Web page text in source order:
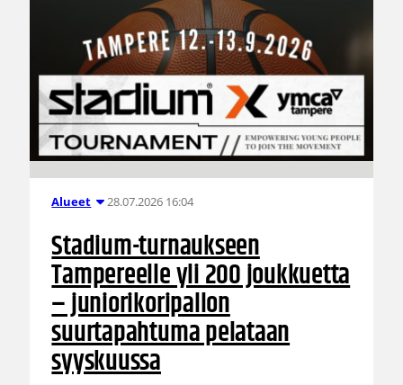
Alueet 28.07.2026 16:04
Stadium-turnaukseen
Tampereelle yli 200 joukkuetta
– juniorikoripallon
suurtapahtuma pelataan
syyskuussa